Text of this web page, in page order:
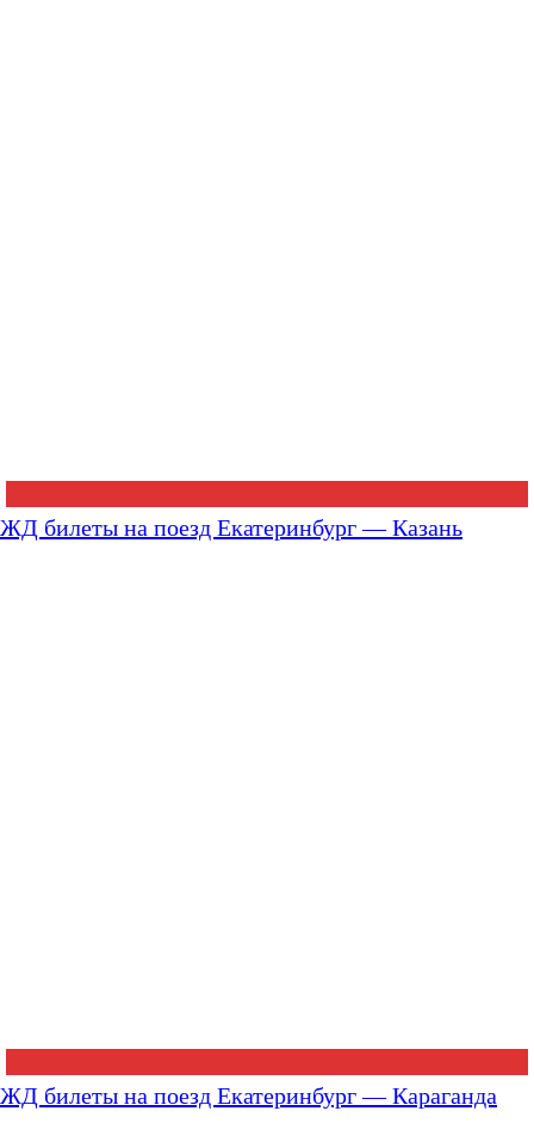
ЖД билеты на поезд Екатеринбург — Казань
ЖД билеты на поезд Екатеринбург — Караганда